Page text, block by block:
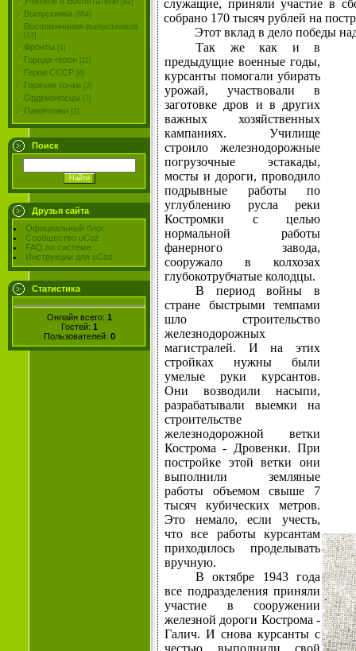
[82]
Выпускники [984]
Воспоминания выпускников
[13]
Фронты [1]
Города-герои [11]
Герои СССР [6]
Горячие точки [2]
Орденоносцы [7]
Памятники [1]
Поиск
Друзья сайта
Официальный блог
Сообщество uCoz
FAQ по системе
Инструкции для uCoz
Статистика
Онлайн всего: 1
Гостей: 1
Пользователей: 0
служащие, приняли участие в
собрано 170 тысяч рублей на
Этот вклад в дело победы
Так же как и в
предыдущие военные годы,
курсанты помо­гали убирать
урожай, участвовали в
заготовке дров и в других
важных хозяйственных
кампаниях. Училище
строило железнодорожные
погрузочные эстакады,
мосты и дороги, проводило
подрывные работы по
углублению русла реки
Костромки с целью
нормальной работы
фанерного завода,
сооружало в колхозах
глубокотрубчатые колодцы.
В период войны в
стране быстрыми темпами
шло строитель­ство
железнодорожных
магистралей. И на этих
стройках нужны были
умелые руки курсантов.
Они возводили насыпи,
разраба­тывали выемки на
строительстве
железнодорожной ветки
Кост­рома - Дровенки. При
постройке этой ветки они
выполнили зем­ляные
работы объемом свыше 7
тысяч кубических метров.
Это немало, если учесть,
что все работы курсантам
приходилось про­делывать
вручную.
В октябре 1943 года
все подразделения приняли
участие в со­оружении
железной дороги Кострома -
Галич. И снова курсанты с
честью выполнили свой